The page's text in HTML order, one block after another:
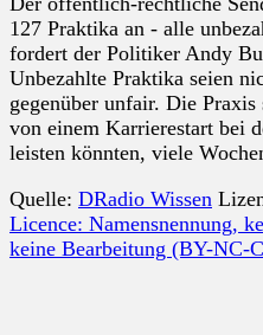
127 Praktika an - alle
fordert der Politiker Andy
Unbezahlte Praktika seien
gegenüber unfair. Die
von einem Karrierestart bei
leisten könnten, viele
Quelle: DRadio Wissen
Licence: Namensnennung,
keine Bearbeitung (BY-NC-